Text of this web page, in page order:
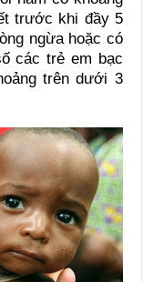
trước khi đầy 5
ngừa hoặc có
các trẻ em bạc
trên dưới 3